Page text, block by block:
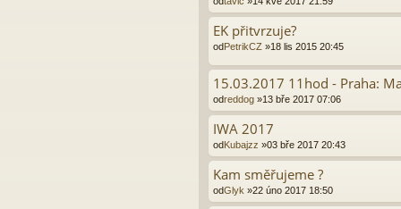
EK přitvrzuje?
od PetrikCZ »18 lis 2015 20:45
15.03.2017 11hod - Praha:
odreddog »13 bře 2017 07:06
IWA 2017
odKubajzz »03 bře 2017 20:43
Kam směřujeme ?
odGlyk »22 úno 2017 18:50